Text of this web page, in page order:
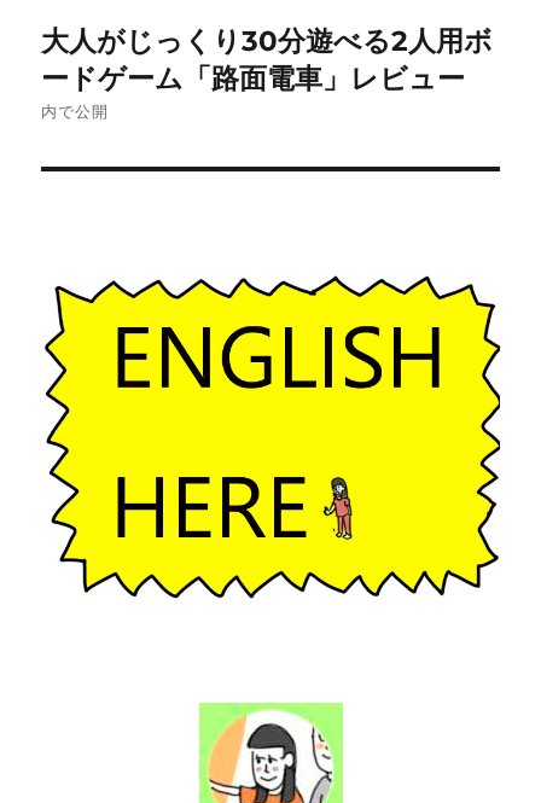
稿
ナ
ビ
シ
ョ
ン
大人がじっくり30分遊べる2人用ボ
ードゲーム「路面電車」レビュー
内で公開